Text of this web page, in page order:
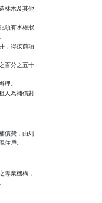
林木及其他
領有水權狀
，得按前項
百分之五十
理。
人為補償對
償費，由列
住戶。
專業機構，